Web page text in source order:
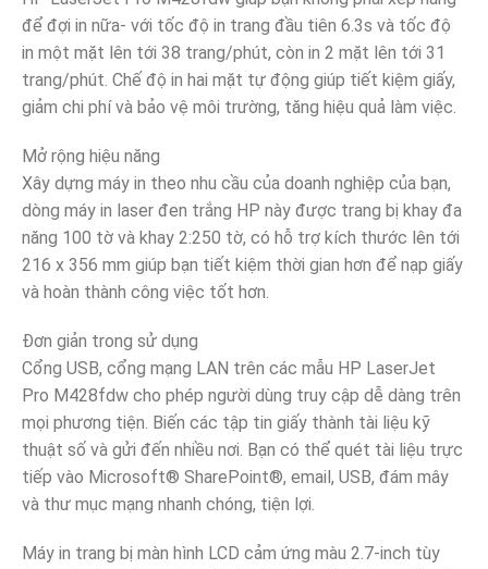
để đợi in nữa- với tốc độ in trang đầu tiên 6.3s và tốc độ
in một mặt lên tới 38 trang/phút, còn in 2 mặt lên tới 31
trang/phút. Chế độ in hai mặt tự động giúp tiết kiệm giấy,
giảm chi phí và bảo vệ môi trường, tăng hiệu quả làm việc.
Mở rộng hiệu năng
Xây dựng máy in theo nhu cầu của doanh nghiệp của bạn,
dòng máy in laser đen trắng HP này được trang bị khay đa
năng 100 tờ và khay 2:250 tờ, có hỗ trợ kích thước lên tới
216 x 356 mm giúp bạn tiết kiệm thời gian hơn để nạp giấy
và hoàn thành công việc tốt hơn.
Đơn giản trong sử dụng
Cổng USB, cổng mạng LAN trên các mẫu HP LaserJet
Pro M428fdw cho phép người dùng truy cập dễ dàng trên
mọi phương tiện. Biến các tập tin giấy thành tài liệu kỹ
thuật số và gửi đến nhiều nơi. Bạn có thể quét tài liệu trực
tiếp vào Microsoft® SharePoint®, email, USB, đám mây
và thư mục mạng nhanh chóng, tiện lợi.
Máy in trang bị màn hình LCD cảm ứng màu 2.7-inch tùy